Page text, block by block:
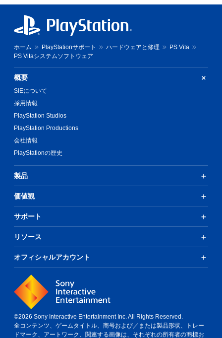
ホーム PlayStationサポート ハードウェアと修理
PS Vita
PS Vitaシステムソフトウェア
概要
SIEについて
採用情報
PlayStation Studios
PlayStation Productions
会社情報
PlayStationの歴史
製品
価値観
サポート
リソース
オフィシャルアカウント
©2026 Sony Interactive Entertainment Inc. All Rights Reserved.
全コンテンツ、ゲームタイトル、商号および／または製品形状、トレー
ドマーク、アートワーク、関連する画像は、それぞれの所有者の商標お